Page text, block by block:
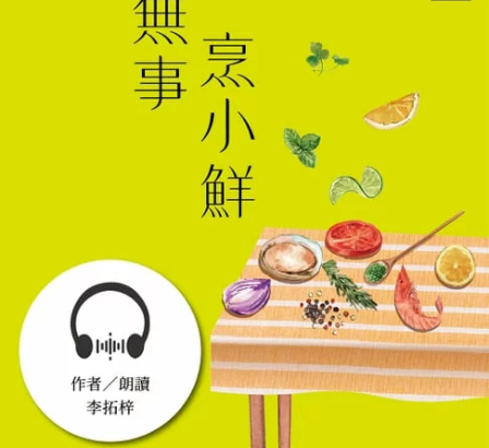
美食蛋糕
3C家電 親子玩具
化妝保養
日本購物 電子/紙本書
HOT